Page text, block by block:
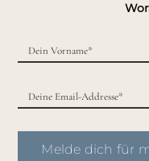
Melde dich für